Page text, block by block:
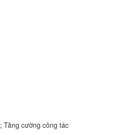
Tăng cường công tác